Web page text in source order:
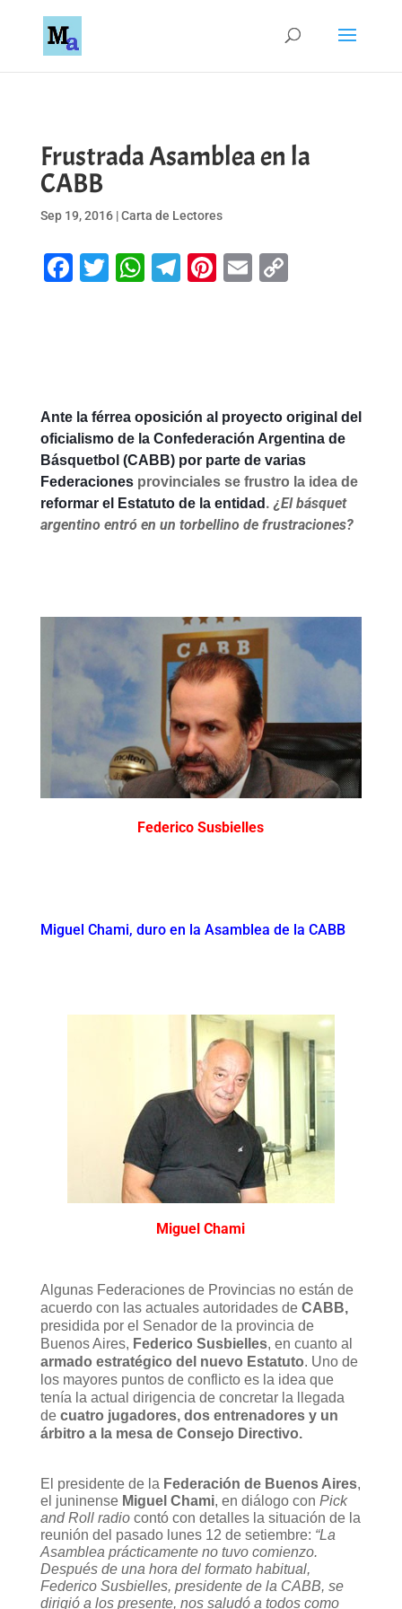
Frustrada Asamblea en la
CABB
Sep 19, 2016|Carta de Lectores
Facebook
Twitter
WhatsApp
Telegram
Pinterest
EmailCopy
Ante la férrea oposición al proyecto original del
oficialismo de la Confederación Argentina de
Básquetbol (CABB) por parte de varias
Federacionesprovinciales se frustro la idea de
reformar el Estatuto de la entidad .¿El básquet
argentino entró en un torbellino de frustraciones?
Federico Susbielles
Miguel Chami, duro en la Asamblea de la CABB
Miguel Chami
Algunas Federaciones de Provincias no están de
acuerdo con las actuales autoridades de CABB,
presidida por el Senador de la provincia de
Buenos Aires, Federico Susbielles, en cuanto al
armado estratégico del nuevo Estatuto. Uno de
los mayores puntos de conflicto es la idea que
tenía la actual dirigencia de concretar la llegada
de cuatro jugadores, dos entrenadores y un
árbitro a la mesa de Consejo Directivo.
El presidente de la Federación de Buenos Aires,
el juninense Miguel Chami, en diálogo con Pick
and Roll radio contó con detalles la situación de la
reunión del pasado lunes 12 de setiembre: “La
Asamblea prácticamente no tuvo comienzo.
Después de una hora del formato habitual,
Federico Susbielles, presidente de la CABB, se
dirigió a los presente, nos saludó a todos como